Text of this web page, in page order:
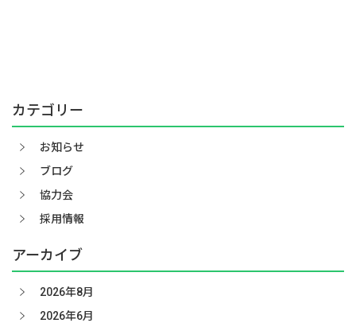
カテゴリー
お知らせ
ブログ
協力会
採用情報
アーカイブ
2026年8月
2026年6月